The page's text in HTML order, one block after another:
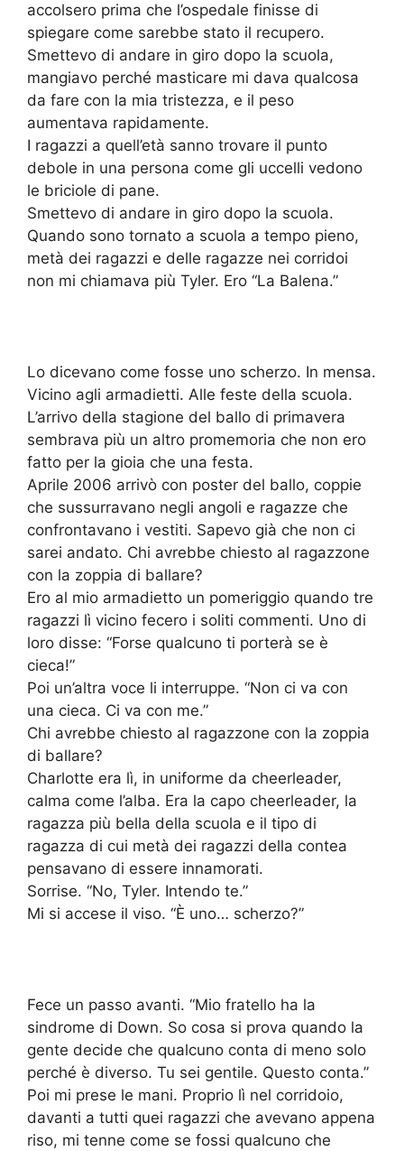
accolsero prima che l’ospedale finisse di
spiegare come sarebbe stato il recupero.
Smettevo di andare in giro dopo la scuola,
mangiavo perché masticare mi dava qualcosa
da fare con la mia tristezza, e il peso
aumentava rapidamente.
I ragazzi a quell’età sanno trovare il punto
debole in una persona come gli uccelli vedono
le briciole di pane.
Smettevo di andare in giro dopo la scuola.
Quando sono tornato a scuola a tempo pieno,
metà dei ragazzi e delle ragazze nei corridoi
non mi chiamava più Tyler. Ero “La Balena.”
Lo dicevano come fosse uno scherzo. In mensa.
Vicino agli armadietti. Alle feste della scuola.
L’arrivo della stagione del ballo di primavera
sembrava più un altro promemoria che non ero
fatto per la gioia che una festa.
Aprile 2006 arrivò con poster del ballo, coppie
che sussurravano negli angoli e ragazze che
confrontavano i vestiti. Sapevo già che non ci
sarei andato. Chi avrebbe chiesto al ragazzone
con la zoppia di ballare?
Ero al mio armadietto un pomeriggio quando tre
ragazzi lì vicino fecero i soliti commenti. Uno di
loro disse: “Forse qualcuno ti porterà se è
cieca!”
Poi un’altra voce li interruppe. “Non ci va con
una cieca. Ci va con me.”
Chi avrebbe chiesto al ragazzone con la zoppia
di ballare?
Charlotte era lì, in uniforme da cheerleader,
calma come l’alba. Era la capo cheerleader, la
ragazza più bella della scuola e il tipo di
ragazza di cui metà dei ragazzi della contea
pensavano di essere innamorati.
Sorrise. “No, Tyler. Intendo te.”
Mi si accese il viso. “È uno… scherzo?”
Fece un passo avanti. “Mio fratello ha la
sindrome di Down. So cosa si prova quando la
gente decide che qualcuno conta di meno solo
perché è diverso. Tu sei gentile. Questo conta.”
Poi mi prese le mani. Proprio lì nel corridoio,
davanti a tutti quei ragazzi che avevano appena
riso, mi tenne come se fossi qualcuno che